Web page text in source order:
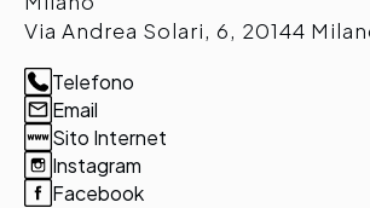
Via Andrea Solari, 6, 20144
Telefono
Email
Sito Internet
Instagram
Facebook